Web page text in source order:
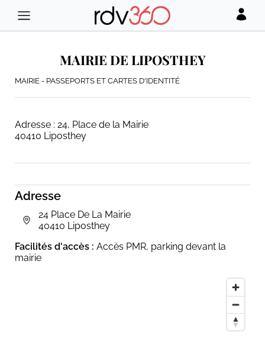
Adresse
24 Place De La Mairie
40410 Liposthey
Facilités d'accès : Accès PMR, parking devant la
mairie
MAIRIE DE LIPOSTHEY
MAIRIE - PASSEPORTS ET CARTES D'IDENTITÉ
Adresse : 24, Place de la Mairie
40410 Liposthey